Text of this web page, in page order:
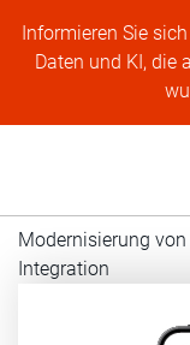
Informieren Sie
Daten und KI, die
Modernisierung
Integration